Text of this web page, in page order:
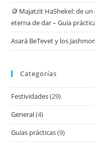
🪙 Majatzit HaShekel: de
eterna de dar – Guía
Asará BeTevet y los
Categorías
Festividades(29)
General(4)
Guías prácticas(9)